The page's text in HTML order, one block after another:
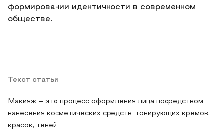
формировании идентичности в современном
обществе.
Текст статьи
Макияж – это процесс оформления лица посредством
нанесения косметических средств: тонирующих кремов,
красок, теней.